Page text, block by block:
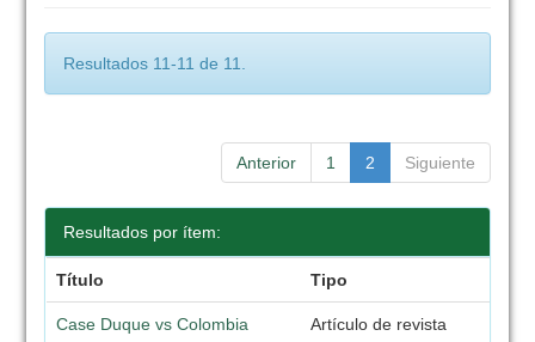
Resultados 11-11 de 11.
Anterior 1 2 Siguiente
Resultados por ítem:
Título Tipo
Case Duque vs Colombia Artículo de revista